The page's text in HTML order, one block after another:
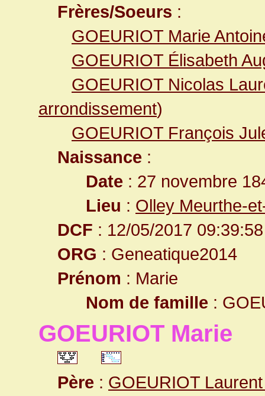
Frères/Soeurs :
GOEURIOT Marie
GOEURIOT Élisabeth
GOEURIOT Nicolas
arrondissement)
GOEURIOT François
Naissance :
Date : 27 novembre
Lieu : Olley Meurthe-
DCF : 12/05/2017 09:39:58
ORG : Geneatique2014
Prénom : Marie
Nom de famille :
GOEURIOT Marie
Père : GOEURIOT